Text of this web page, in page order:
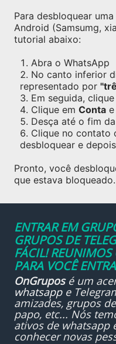
Para desbloquear
Android (Samsumg,
tutorial abaixo:
Abra o WhatsApp
No canto inferior
representado por
Em seguida,
Clique em Conta
Desça até o fim
Clique no contato
desbloquear e
Pronto, você
que estava bloqueado.
ENTRAR EM
GRUPOS DE
FÁCIL! REUNIMOS
PARA VOCÊ
OnGruposé um
whatsappe
amizades, grupos
papo, etc... Nós
ativos de whatsapp
conhecer novas